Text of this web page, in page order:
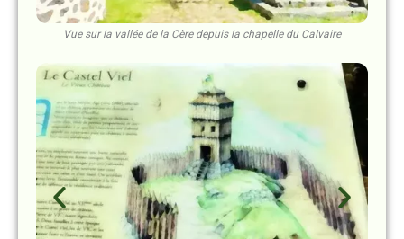
Vue sur la vallée de la Cère depuis la chapelle du Calvaire